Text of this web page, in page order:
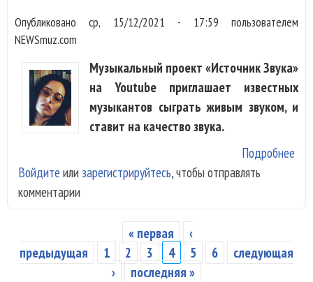
Опубликованоср, 15/12/2021 - 17:59 пользователем
NEWSmuz.com
Музыкальный проект «Источник Звука»
на Youtube приглашает известных
музыкантов сыграть живым звуком, и
ставит на качество звука.
Подробнее
Войдите или зарегистрируйтесь, чтобы отправлять
комментарии
Страницы
« первая
‹
предыдущая
1 2 3 4 5 6
следующая
›
последняя »